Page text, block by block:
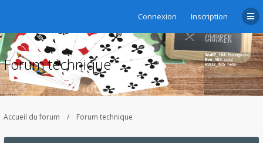
Connexion Inscription
Forum technique
Accueil du forum Forum technique